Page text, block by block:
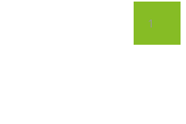
Télécharger